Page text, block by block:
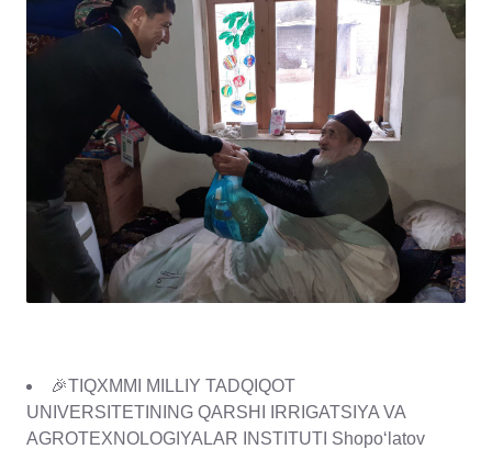
🎉TIQXMMI MILLIY TADQIQOT
UNIVERSITETINING QARSHI IRRIGATSIYA VA
AGROTEXNOLOGIYALAR INSTITUTI Shopo‘latov